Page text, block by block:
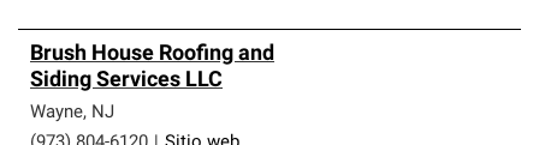
Brush House Roofing and
Siding Services LLC
Wayne, NJ